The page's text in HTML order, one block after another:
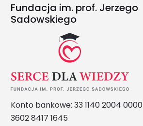
Fundacja im. prof. Jerzego
Sadowskiego
Konto bankowe: 33 1140 2004 0000
3602 8417 1645